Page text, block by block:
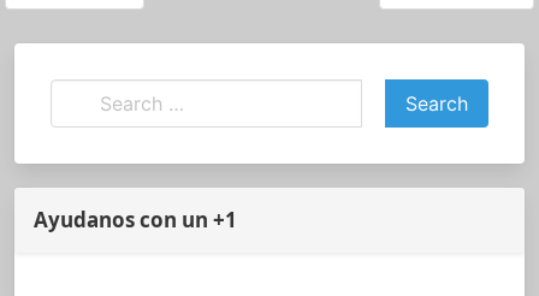
Ayudanos con un +1